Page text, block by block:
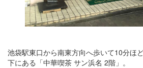
池袋駅東口から南東方向へ歩いて10分ほ
下にある「中華喫茶 サン浜名 2階」。